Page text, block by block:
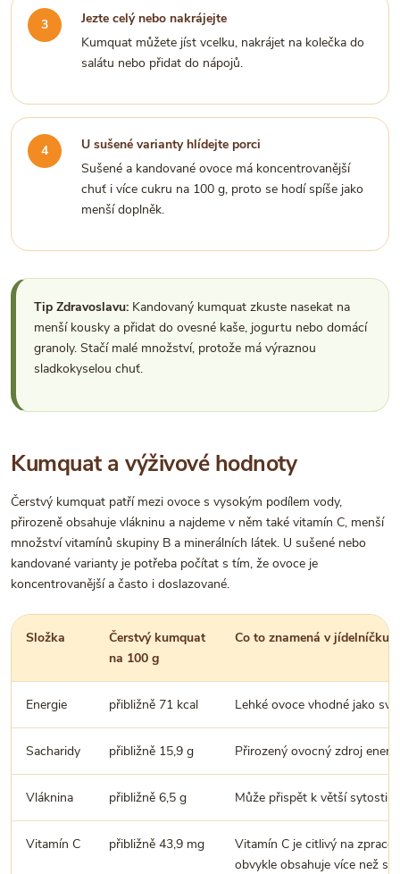
Jezte celý nebo nakrájejte
Kumquat můžete jíst vcelku, nakrájet na kolečka do
salátu nebo přidat do nápojů.
U sušené varianty hlídejte porci
Sušené a kandované ovoce má koncentrovanější
chuť i více cukru na 100 g, proto se hodí spíše jako
menší doplněk.
Tip Zdravoslavu: Kandovaný kumquat zkuste nasekat na
menší kousky a přidat do ovesné kaše, jogurtu nebo domácí
granoly. Stačí malé množství, protože má výraznou
sladkokyselou chuť.
Kumquat a výživové hodnoty
Čerstvý kumquat patří mezi ovoce s vysokým podílem vody,
přirozeně obsahuje vlákninu a najdeme v něm také vitamín C, menší
množství vitamínů skupiny B a minerálních látek. U sušené nebo
kandované varianty je potřeba počítat s tím, že ovoce je
koncentrovanější a často i doslazované.
Složka
Čerstvý kumquat
na 100 g
Co to znamená v jídelníčku
Energie přibližně 71 kcal Lehké ovoce vhodné jako
Sacharidy přibližně 15,9 g Přirozený ovocný zdroj
Vláknina přibližně 6,5 g Může přispět k větší sytosti
Vitamín C přibližně 43,9 mg
Vitamín C je citlivý na
obvykle obsahuje více než